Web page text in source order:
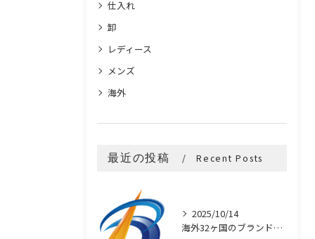
仕入れ
卸
レディース
メンズ
海外
最近の投稿 Recent Posts
2025/10/14
海外32ヶ国のブランド買付け術